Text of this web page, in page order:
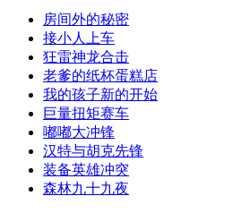
房间外的秘密
接小人上车
狂雷神龙合击
老爹的纸杯蛋糕店
我的孩子新的开始
巨量扭矩赛车
嘟嘟大冲锋
汉特与胡克先锋
装备英雄冲突
森林九十九夜